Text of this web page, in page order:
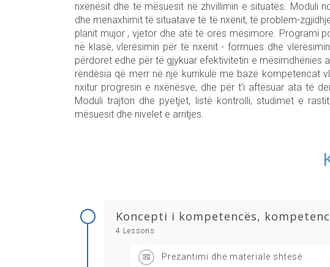
nxënësit dhe të mësuesit në zhvillimin e situatës. Moduli
dhe menaxhimit të situatave të të nxënit, të problem-
planit mujor , vjetor dhe atë të orës mësimore. Programi
në klasë, vlerësimin për të nxënit - formues dhe
përdoret edhe për të gjykuar efektivitetin e
rëndësia që merr në një kurrikulë me bazë kompetencat
nxitur progresin e nxënësve, dhe për t’i aftësuar ata të
Moduli trajton dhe pyetjet, listë kontrolli, studimet e
mësuesit dhe nivelet e arritjes.
Koncepti i kompetencës,
4 Lessons
Prezantimi dhe materiale shtesë